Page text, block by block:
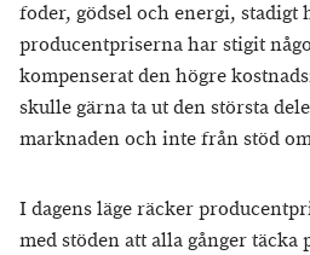
foder, gödsel och energi, stadigt
producentpriserna har stigit
kompenserat den högre
skulle gärna ta ut den största
marknaden och inte från stöd
I dagens läge räcker
med stöden att alla gånger